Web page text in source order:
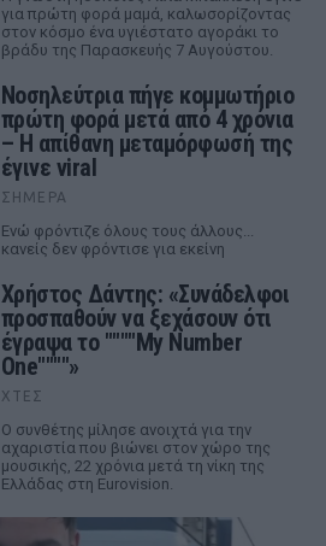
για πρώτη φορά μαμά, καλωσορίζοντας
στον κόσμο ένα υγιέστατο αγοράκι το
βράδυ της Παρασκευής 7 Αυγούστου.
Νοσηλεύτρια πήγε κομμωτήριο
πρώτη φορά μετά από 4 χρόνια
– Η απίθανη μεταμόρφωσή της
έγινε viral
ΣΉΜΕΡΑ
Ενώ φρόντιζε όλους τους άλλους...
κανείς δεν φρόντισε για εκείνη
Χρήστος Δάντης: «Συνάδελφοι
προσπαθούν να ξεχάσουν ότι
έγραψα το """"My Number
One""""»
ΧΤΕΣ
Ο συνθέτης μίλησε ανοιχτά για την
αχαριστία που βιώνει στον χώρο της
μουσικής, 22 χρόνια μετά τη νίκη της
Ελλάδας στη Eurovision.